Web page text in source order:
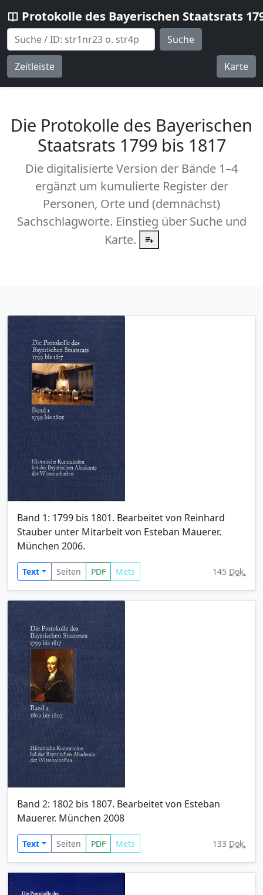
Protokolle des Bayerischen Staatsrats
Suche
Zeitleiste Karte
Die Protokolle des Bayerischen
Staatsrats 1799 bis 1817
Die digitalisierte Version der Bände 1–4
ergänzt um kumulierte Register der
Personen, Orte und (demnächst)
Sachschlagworte. Einstieg über Suche und
Karte.
Band 1: 1799 bis 1801. Bearbeitet von Reinhard
Stauber unter Mitarbeit von Esteban Mauerer.
München 2006.
Text Seiten PDF Mets 145 Dok.
Band 2: 1802 bis 1807. Bearbeitet von Esteban
Mauerer. München 2008
Text Seiten PDF Mets 133 Dok.